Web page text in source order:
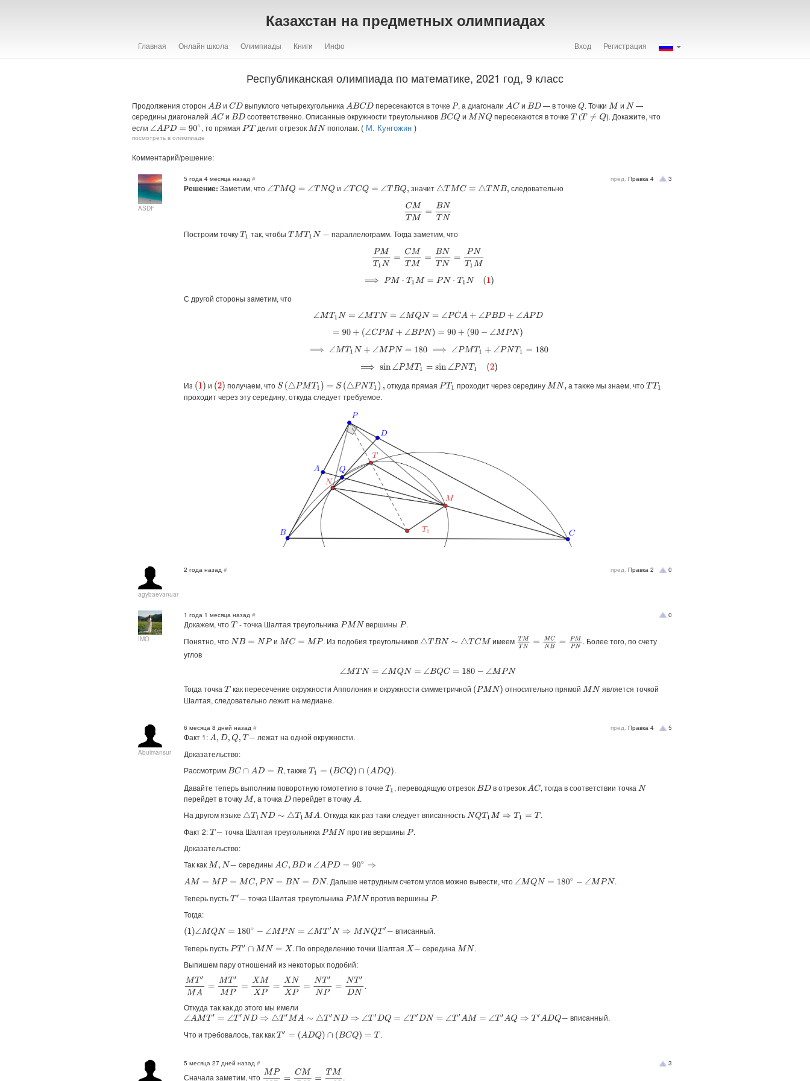
Казахстан на предметных олимпиадах
Главная Онлайн школа Олимпиады Книги Инфо Вход Регистрация
Республиканская олимпиада по математике, 2021 год, 9 класс
Продолжения сторон AB иCD выпуклого четырехугольника ABCD пересекаются в точке P , а диагонали AC и BD — в точке Q. Точки M и N —
середины диагоналей AC и BD соответственно. Описанные окружности треугольниковBCQ и MNQ пересекаются в точке T (T≠ Q
). Докажите, что
если ∠APD=90∘ , то прямая PT делит отрезокMN пополам. ( М. Кунгожин)
посмотреть в олимпиаде
Комментарий/решение:
ASDF
пред. Правка 4 3
5 года 4 месяца назад #
Решение: Заметим, что ∠TMQ=∠TNQ и ∠TCQ=∠T BQ, значит △TMC≡△ TN B,
следовательно
CMT NTN
Построим точкуT1 так, чтобыTMT1N − параллелограмм. Тогда заметим, что
PMT =CMT BNTN T1M
⟹ P M⋅T1M =P N⋅T1 N(1)
С другой стороны заметим, что
∠ MT1N=∠MTN=∠MQN =∠ PCA+∠PBD+∠APD
=90+(∠C PM+∠BPN) =90+(90− ∠M PN )
⟹∠ MT1N+∠MP N= 180⟹∠P MT1+∠PN T1 =180
⟹sin∠PMT 1=sin∠PNT1(2)
Из (1) и (2) получаем, чтоS( △PMT1)=S(△PNT 1), откуда прямая PT1 проходит через серединуMN, а также мы знаем, чтоTT1
проходит через эту середину, откуда следует требуемое.
agybaevanuar
пред. Правка 2 0
2 года назад #
IMO
0
1 года 1 месяца назад #
Докажем, чтоT - точка Шалтая треугольника PMN вершины P.
Понятно, чтоNB= NP и MC=MP . Из подобия треугольников △TBN∼△TC M имеем TMT N= MCN B= PMPN
. Более того, по счету
углов
∠M TN=∠MQ N= ∠BQC=180 −∠MPN
Тогда точкаT как пересечение окружности Апполония и окружности симметричной (PMN) относительно прямой MN является точкой
Шалтая, следовательно лежит на медиане.
Abulmansur
пред. Правка 4 5
6 месяца 8 дней назад #
Факт 1:A,D,Q, T−
лежат на одной окружности.
Доказательство:
РассмотримBC∩AD=R , такжеT1 =(B CQ)∩(ADQ )
.
Давайте теперь выполним поворотную гомотетию в точкеT1, переводящую отрезок BD в отрезокAC , тогда в соответствии точка N
перейдет в точкуM , а точка Dперейдет в точкуA .
На другом языке △T1ND∼△T1MA . Откуда как раз таки следует вписанностьNQT1M⇒T 1=T
.
Факт 2:T− точка Шалтая треугольника PMN против вершины P .
Доказательство:
Так какM,N− середины AC,BD и ∠APD=90∘⇒
AM= MP =MC,PN =BN=DN . Дальше нетрудным счетом углов можно вывести, что ∠MQN=180 ∘−∠M PN
.
Теперь пустьT′− точка Шалтая треугольника PMN против вершины P .
Тогда:
(1)∠MQN=180∘−∠M PN =∠MT′N⇒M NQT′−
вписанный.
Теперь пустьPT′∩ MN=X . По определению точки Шалтая X− середина MN
.
Выпишем пару отношений из некоторых подобий:
MT′MA T′MP= XP=XN =NT′N NT′DN .
Откуда так как до этого мы имели
∠AMT′=∠ T′ND⇒△T′MA∼△T′ND⇒∠T ′DQ=∠T′DN= ∠T AM=∠T′A Q⇒T′ADQ−
вписанный.
Что и требовалось, так какT′= (ADQ)∩(BC Q) =T .
3
5 месяца 27 дней назад #
Сначала заметим, что MPNP MBN= TN .